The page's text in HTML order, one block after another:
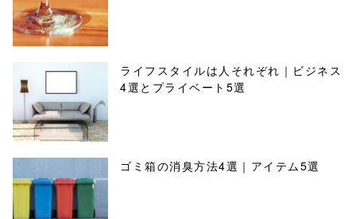
ライフスタイルは人それぞれ｜ビジネス
4選とプライベート5選
ゴミ箱の消臭方法4選｜アイテム5選